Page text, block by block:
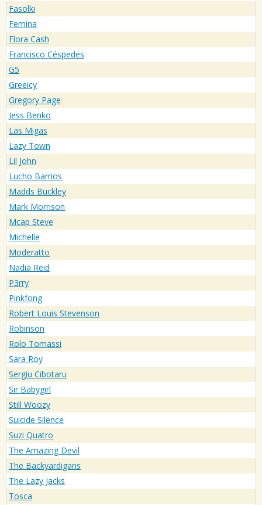
Fasolki
Femina
Flora Cash
Francisco Céspedes
G5
Greeicy
Gregory Page
Jess Benko
Las Migas
Lazy Town
Lil John
Lucho Barrios
Madds Buckley
Mark Morrison
Mcap Steve
Michelle
Moderatto
Nadia Reid
P3rry
Pinkfong
Robert Louis Stevenson
Robinson
Rolo Tomassi
Sara Roy
Sergiu Cibotaru
Sir Babygirl
Still Woozy
Suicide Silence
Suzi Quatro
The Amazing Devil
The Backyardigans
The Lazy Jacks
Tosca